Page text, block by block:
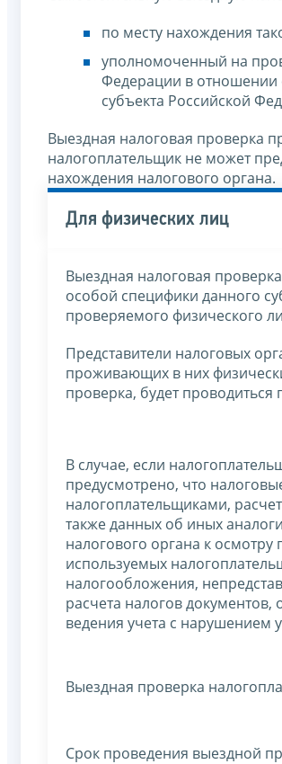
по месту нахождения
уполномоченный на
Федерации в отношении
субъекта Российской
Выездная налоговая проверка
налогоплательщик не может
нахождения налогового органа.
Для физических лиц
Выездная налоговая
особой специфики данного
проверяемого физического
Представители налоговых
проживающих в них
проверка, будет
В случае, если
предусмотрено, что
налогоплательщиками,
также данных об иных
налогового органа к
используемых
налогообложения,
расчета налогов документов,
ведения учета с нарушением
Выездная проверка
Срок проведения выездной